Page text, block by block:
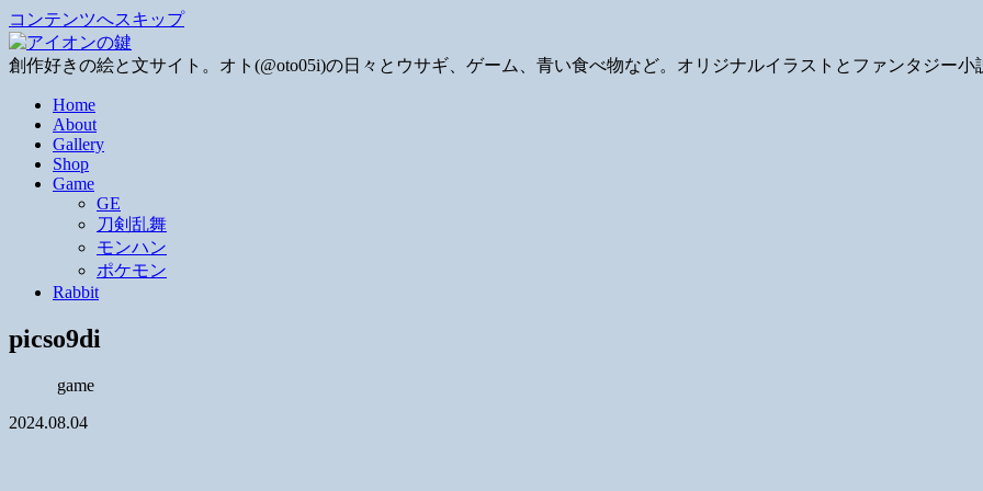
コンテンツへスキップ
創作好きの絵と文サイト。オト(@oto05i)の日々とウサギ、ゲーム、青い食べ物など。オリジナルイラストとファンタジー小
Home
About
Gallery
Shop
Game
GE
刀剣乱舞
モンハン
ポケモン
Rabbit
picso9di
game
2024.08.04